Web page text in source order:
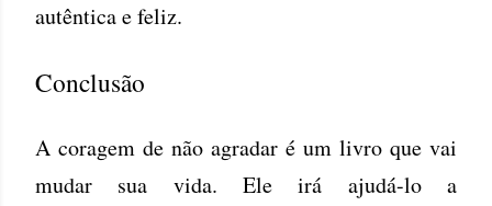
autêntica e feliz.
Conclusão
A coragem de não agradar é um livro que vai
mudar sua vida. Ele irá ajudá-lo a